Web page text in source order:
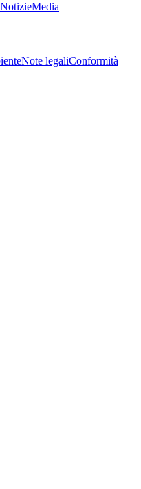
NotizieMedia
Note legaliConformità